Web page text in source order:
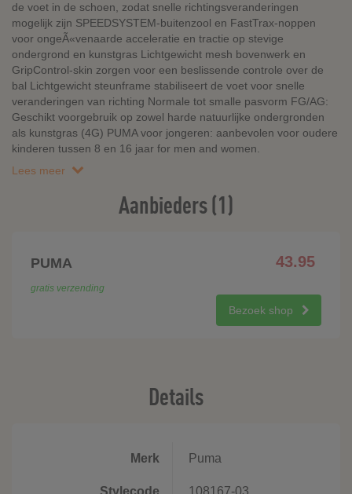
de voet in de schoen, zodat snelle richtingsveranderingen
mogelijk zijn SPEEDSYSTEM-buitenzool en FastTrax-noppen
voor ongeÃ«venaarde acceleratie en tractie op stevige
ondergrond en kunstgras Lichtgewicht mesh bovenwerk en
GripControl-skin zorgen voor een beslissende controle over de
bal Lichtgewicht steunframe stabiliseert de voet voor snelle
veranderingen van richting Normale tot smalle pasvorm FG/AG:
Geschikt voorgebruik op zowel harde natuurlijke ondergronden
als kunstgras (4G) PUMA voor jongeren: aanbevolen voor oudere
kinderen tussen 8 en 16 jaar for men and women.
Lees meer
Aanbieders (1)
PUMA 43.95
gratis verzending
Bezoek shop
Details
Merk Puma
Stylecode 108167-03